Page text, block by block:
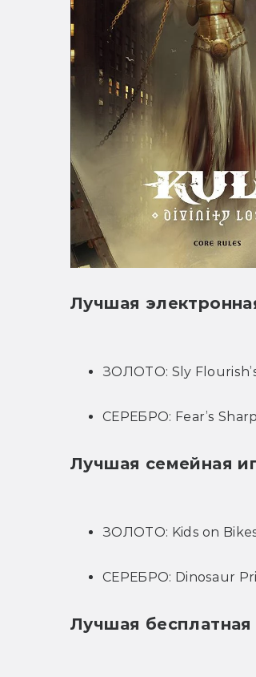
Лучшая
ЗОЛОТО: Sly
СЕРЕБРО: Fear’s
Лучшая семейная
ЗОЛОТО: Kids on
СЕРЕБРО: Dinosaur
Лучшая бесплатная